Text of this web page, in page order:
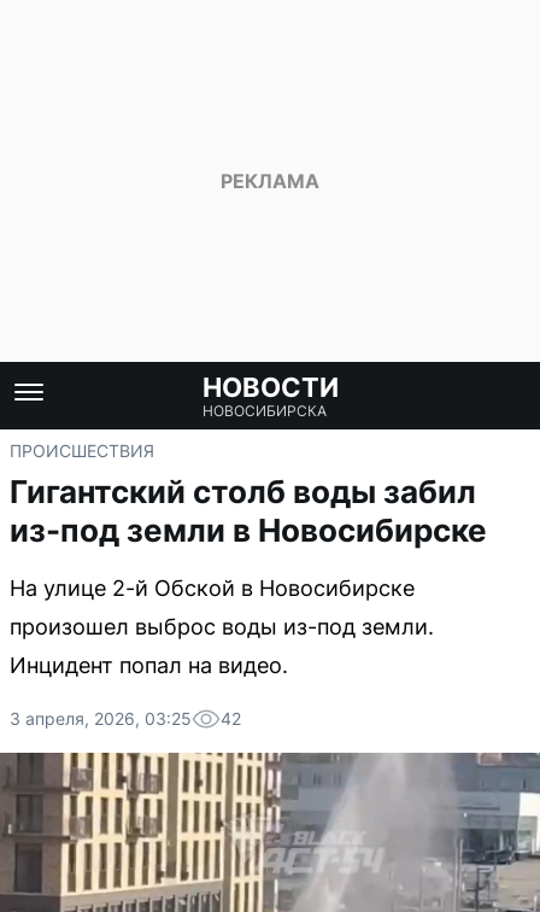
НОВОСТИ
НОВОСИБИРСКА
ПРОИСШЕСТВИЯ
Гигантский столб воды забил
из-под земли в Новосибирске
На улице 2-й Обской в Новосибирске
произошел выброс воды из-под земли.
Инцидент попал на видео.
3 апреля, 2026, 03:25 42